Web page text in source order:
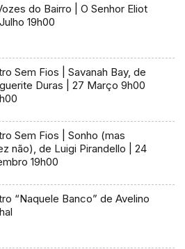
do Bairro | O Senhor Eliot
Julho 19h00
Sem Fios | Savanah Bay, de
Duras | 27 Março 9h00
Sem Fios | Sonho (mas
não), de Luigi Pirandello | 24
19h00
“Naquele Banco” de Avelino